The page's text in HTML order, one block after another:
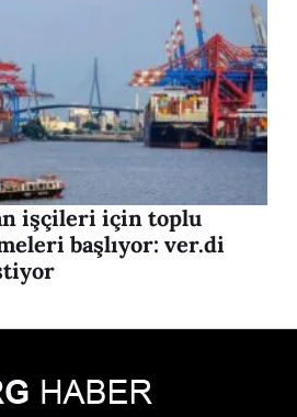
işçileri için toplu
başlıyor: ver.di